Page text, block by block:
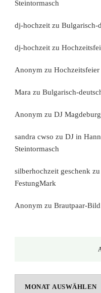
Steintormasch
dj-hochzeit zu Bulgarisch-
dj-hochzeit zu
Anonym zu
Mara zu Bulgarisch-
Anonym zu DJ
sandra cwso zu DJ in
Steintormasch
silberhochzeit geschenk zu
FestungMark
Anonym zu Brautpaar-